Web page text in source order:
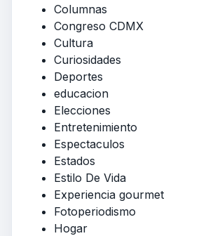
Columnas
Congreso CDMX
Cultura
Curiosidades
Deportes
educacion
Elecciones
Entretenimiento
Espectaculos
Estados
Estilo De Vida
Experiencia gourmet
Fotoperiodismo
Hogar